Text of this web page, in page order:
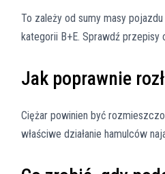
To zależy od sumy masy
kategorii B+E. Sprawdź
Jak poprawnie
Ciężar powinien być
właściwe działanie hamulców